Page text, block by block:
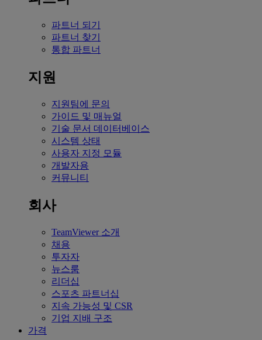
파트너 되기
파트너 찾기
통합 파트너
지원
지원팀에 문의
가이드 및 매뉴얼
기술 문서 데이터베이스
시스템 상태
사용자 지정 모듈
개발자용
커뮤니티
회사
TeamViewer 소개
채용
투자자
뉴스룸
리더십
스포츠 파트너십
지속 가능성 및 CSR
기업 지배 구조
가격